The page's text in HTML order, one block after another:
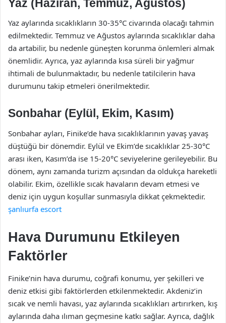
Yaz (Haziran, Temmuz, Ağustos)
Yaz aylarında sıcaklıkların 30-35°C civarında olacağı tahmin
edilmektedir. Temmuz ve Ağustos aylarında sıcaklıklar daha
da artabilir, bu nedenle güneşten korunma önlemleri almak
önemlidir. Ayrıca, yaz aylarında kısa süreli bir yağmur
ihtimali de bulunmaktadır, bu nedenle tatilcilerin hava
durumunu takip etmeleri önerilmektedir.
Sonbahar (Eylül, Ekim, Kasım)
Sonbahar ayları, Finike’de hava sıcaklıklarının yavaş yavaş
düştüğü bir dönemdir. Eylül ve Ekim’de sıcaklıklar 25-30°C
arası iken, Kasım’da ise 15-20°C seviyelerine gerileyebilir. Bu
dönem, aynı zamanda turizm açısından da oldukça hareketli
olabilir. Ekim, özellikle sıcak havaların devam etmesi ve
deniz için uygun koşullar sunmasıyla dikkat çekmektedir.
şanlıurfa escort
Hava Durumunu Etkileyen
Faktörler
Finike’nin hava durumu, coğrafi konumu, yer şekilleri ve
deniz etkisi gibi faktörlerden etkilenmektedir. Akdeniz’in
sıcak ve nemli havası, yaz aylarında sıcaklıkları artırırken, kış
aylarında daha ılıman geçmesine katkı sağlar. Ayrıca, dağlık